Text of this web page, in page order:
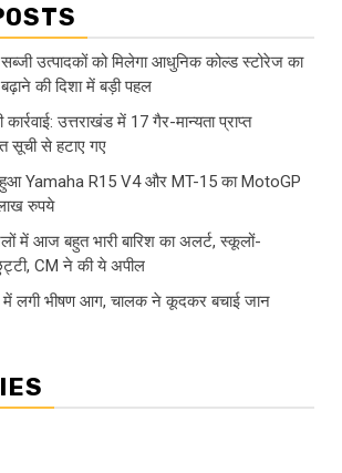
उत्पादकों को मिलेगा आधुनिक कोल्ड स्टोरेज का
की दिशा में बड़ी पहल
उत्तराखंड में 17 गैर-मान्यता प्राप्त
सूची से हटाए गए
हुआ Yamaha R15 V4 और MT-15 का MotoGP
रुपये
में आज बहुत भारी बारिश का अलर्ट, स्कूलों-
CM ने की ये अपील
में लगी भीषण आग, चालक ने कूदकर बचाई जान